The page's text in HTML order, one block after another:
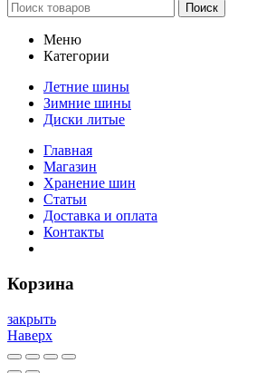
Поиск
Меню
Категории
Летние шины
Зимние шины
Диски литые
Главная
Магазин
Хранение шин
Статьи
Доставка и оплата
Контакты
Корзина
закрыть
Наверх